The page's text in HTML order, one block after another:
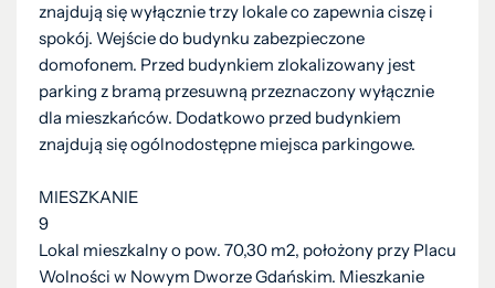
znajdują się wyłącznie trzy lokale co zapewnia ciszę i
spokój. Wejście do budynku zabezpieczone
domofonem. Przed budynkiem zlokalizowany jest
parking z bramą przesuwną przeznaczony wyłącznie
dla mieszkańców. Dodatkowo przed budynkiem
znajdują się ogólnodostępne miejsca parkingowe.
MIESZKANIE
9
Lokal mieszkalny o pow. 70,30 m2, położony przy Placu
Wolności w Nowym Dworze Gdańskim. Mieszkanie